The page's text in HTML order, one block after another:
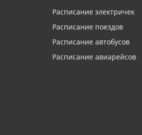
Расписание электричек
Расписание поездов
Расписание автобусов
Расписание авиарейсов